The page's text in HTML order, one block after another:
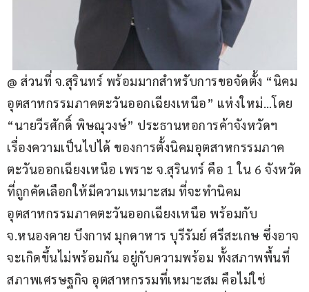
@ ส่วนที่ จ.สุรินทร์ พร้อมมากสำหรับการขอจัดตั้ง “นิคม
อุตสาหกรรมภาคตะวันออกเฉียงเหนือ” แห่งใหม่…โดย
“นายวีรศักดิ์ พิษณุวงษ์” ประธานหอการค้าจังหวัดฯ
เรื่องความเป็นไปได้ ของการตั้งนิคมอุตสาหกรรมภาค
ตะวันออกเฉียงเหนือ เพราะ จ.สุรินทร์ คือ 1 ใน 6 จังหวัด
ที่ถูกคัดเลือกให้มีความเหมาะสม ที่จะทำนิคม
อุตสาหกรรมภาคตะวันออกเฉียงเหนือ พร้อมกับ
จ.หนองคาย บึงกาฬ มุกดาหาร บุรีรัมย์ ศรีสะเกษ ซึ่งอาจ
จะเกิดขึ้นไม่พร้อมกัน อยู่กับความพร้อม ทั้งสภาพพื้นที่
สภาพเศรษฐกิจ อุตสาหกรรมที่เหมาะสม คือไม่ใช่